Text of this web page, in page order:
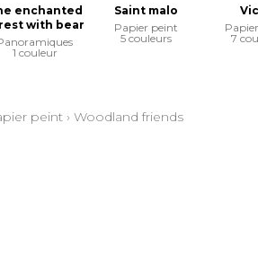
enchanted
with bear
1 couleur
Saint malo
Papier peint
5 couleurs
7
peint › Woodland friends